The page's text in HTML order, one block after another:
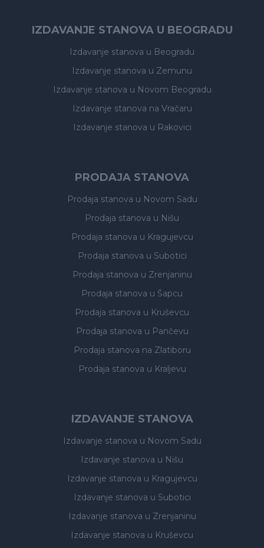
IZDAVANJE STANOVA U BEOGRADU
Izdavanje stanova u Beogradu
Izdavanje stanova u Zemunu
Izdavanje stanova u Novom Beogradu
Izdavanje stanova na Vračaru
Izdavanje stanova u Rakovici
PRODAJA STANOVA
Prodaja stanova u Novom Sadu
Prodaja stanova u Nišu
Prodaja stanova u Kragujevcu
Prodaja stanova u Subotici
Prodaja stanova u Zrenjaninu
Prodaja stanova u Šapcu
Prodaja stanova u Kruševcu
Prodaja stanova u Pančevu
Prodaja stanova na Zlatiboru
Prodaja stanova u Kraljevu
IZDAVANJE STANOVA
Izdavanje stanova u Novom Sadu
Izdavanje stanova u Nišu
Izdavanje stanova u Kragujevcu
Izdavanje stanova u Subotici
Izdavanje stanova u Zrenjaninu
Izdavanje stanova u Kruševcu